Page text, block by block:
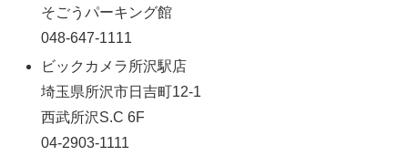
そごうパーキング館
048-647-1111
ビックカメラ所沢駅店
埼玉県所沢市日吉町12-1
西武所沢S.C 6F
04-2903-1111